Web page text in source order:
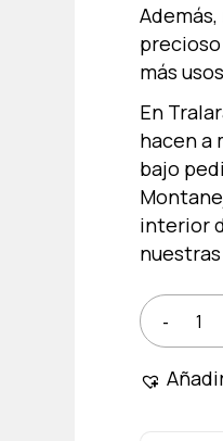
más
En
hacen a
bajo
interior